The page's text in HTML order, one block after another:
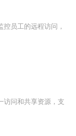
员工的远程访问，
访问和共享资源，支